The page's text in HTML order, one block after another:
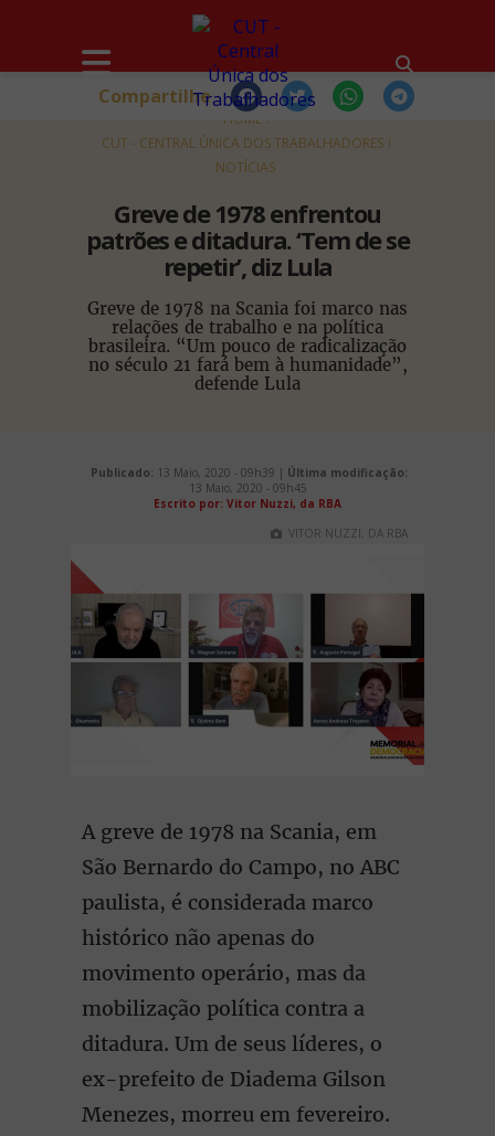
HOME
CUT - CENTRAL ÚNICA DOS TRABALHADORES
NOTÍCIAS
Greve de 1978 enfrentou
patrões e ditadura. ‘Tem de se
repetir’, diz Lula
Greve de 1978 na Scania foi marco nas
relações de trabalho e na política
brasileira. “Um pouco de radicalização
no século 21 fará bem à humanidade”,
defende Lula
Compartilhe
Publicado: 13 Maio, 2020 - 09h39 | Última modificação:
13 Maio, 2020 - 09h45
Escrito por: Vitor Nuzzi, da RBA
VITOR NUZZI, DA RBA
A greve de 1978 na Scania, em
São Bernardo do Campo, no ABC
paulista, é considerada marco
histórico não apenas do
movimento operário, mas da
mobilização política contra a
ditadura. Um de seus líderes, o
ex-prefeito de Diadema Gilson
Menezes, morreu em fevereiro.